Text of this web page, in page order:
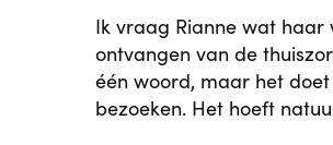
Ik vraag Rianne wat haar
ontvangen van de
één woord, maar het
bezoeken. Het hoeft